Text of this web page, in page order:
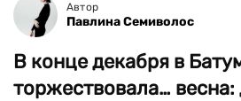
Автор
Павлина Семиволос
В конце декабря в
торжествовала…